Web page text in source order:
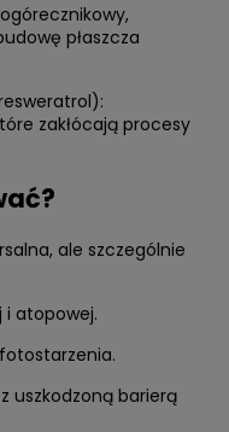
płaszcza
zakłócają procesy
ale szczególnie
i atopowej.
uszkodzoną barierą